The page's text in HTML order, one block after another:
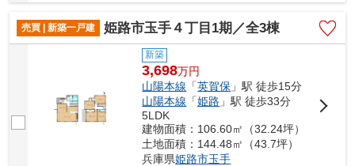
しているお店です♪住まいに関する事は何でも気...
売買 | 新築一戸建
姫路市玉手４丁目1期／全3棟
新築
3,698万円
山陽本線 「英賀保 」駅 徒歩15分
山陽本線 「姫路 」駅 徒歩33分
5LDK
建物面積：106.60㎡（32.24坪）
土地面積：144.48㎡（43.7坪）
兵庫県姫路市玉手